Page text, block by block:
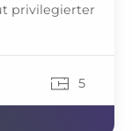
privilegierter
5